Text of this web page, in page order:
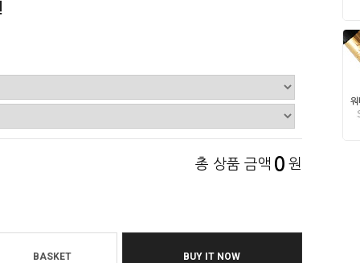
총 상품 금액 0 원
BASKET BUY IT NOW